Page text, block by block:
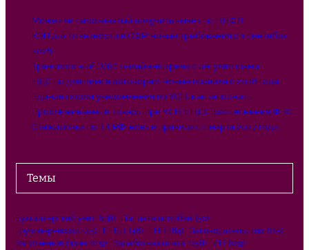
Может ли самозанятый получить вычет по НДФЛ
КЭП для отчетности в СФР: новые требования с 1 сентября
2026
Транспортный ЭДО: онлайн-встреча с регуляторами
НДС по длящимся договорам: новые правила с 2026 года
Единая форма уведомления по УСН: как заполнить
Прослеживаемые товары при УСН с НДС: разъяснения ФНС
Стажировка по ТК РФ: новые правила с 1 марта 2027 года
Темы
Бухгалтерский учёт (138) Выплата пособий (50)
Грузоперевозки (45) ЕНВД (46) ЕНП (84) Законодательство (115)
Заполнение форм (109) Заработная плата (158) ИП (129)